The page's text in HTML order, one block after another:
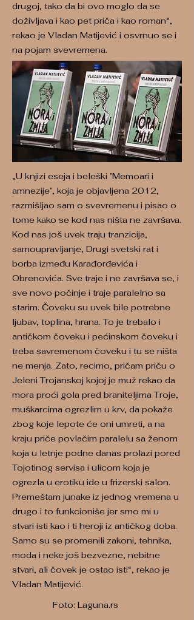
drugoj, tako da bi ovo moglo da se
doživljava i kao pet priča i kao roman“,
rekao je Vladan Matijević i osvrnuo se i
na pojam svevremena.
„U knjizi eseja i beleški ’Memoari i
amnezije’, koja je objavljena 2012,
razmišljao sam o svevremenu i pisao o
tome kako se kod nas ništa ne završava.
Kod nas još uvek traju tranzicija,
samoupravljanje, Drugi svetski rat i
borba između Karađorđevića i
Obrenovića. Sve traje i ne završava se, i
sve novo počinje i traje paralelno sa
starim. Čoveku su uvek bile potrebne
ljubav, toplina, hrana. To je trebalo i
antičkom čoveku i pećinskom čoveku i
treba savremenom čoveku i tu se ništa
ne menja. Zato, recimo, pričam priču o
Jeleni Trojanskoj kojoj je muž rekao da
mora proći gola pred braniteljima Troje,
muškarcima ogrezlim u krv, da pokaže
zbog koje lepote će oni umreti, a na
kraju priče povlačim paralelu sa ženom
koja u letnje podne danas prolazi pored
Tojotinog servisa i ulicom koja je
ogrezla u erotiku ide u frizerski salon.
Premeštam junake iz jednog vremena u
drugo i to funkcioniše jer smo mi u
stvari isti kao i ti heroji iz antičkog doba.
Samo su se promenili zakoni, tehnika,
moda i neke još bezvezne, nebitne
stvari, ali čovek je ostao isti“, rekao je
Vladan Matijević.
Foto: Laguna.rs